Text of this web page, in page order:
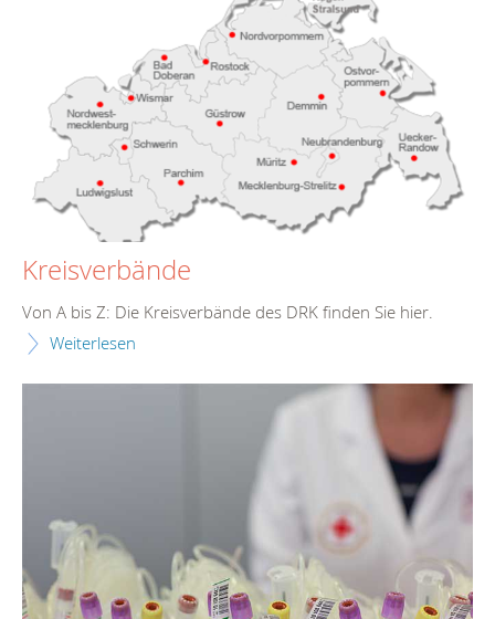
Kreisverbände
Von A bis Z: Die Kreisverbände des DRK finden Sie hier.
Weiterlesen